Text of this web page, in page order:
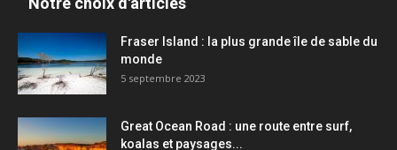
Fraser Island : la plus grande île de sable du
monde
5 septembre 2023
Great Ocean Road : une route entre surf,
koalas et paysages...